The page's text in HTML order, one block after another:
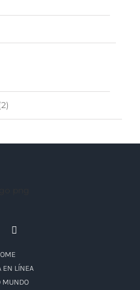
EN LÍNEA
MUNDO